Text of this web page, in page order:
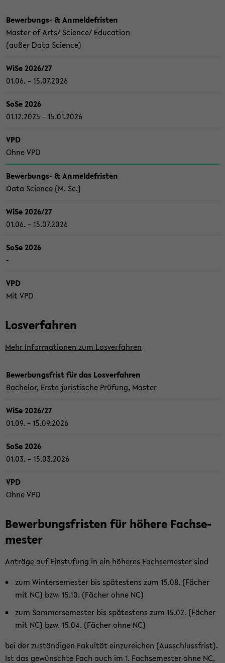
Bewerbungs-​ & An­mel­de­fris­ten
Mas­ter of Arts/ Sci­ence/ Edu­ca­ti­on
(außer Data Sci­ence)
WiSe 2026/27
01.06. – 15.07.2026
SoSe 2026
01.12.2025 – 15.01.2026
VPD
Ohne VPD
Bewerbungs-​ & An­mel­de­fris­ten
Data Sci­ence (M. Sc.)
WiSe 2026/27
01.06. – 15.07.2026
SoSe 2026
-
VPD
Mit VPD
Los­ver­fah­ren
Mehr In­for­ma­tio­nen zum Los­ver­fah­ren
Be­wer­bungs­frist für das Los­ver­fah­ren
Ba­che­lor, Erste ju­ris­ti­sche Prü­fung, Mas­ter
WiSe 2026/27
01.09. – 15.09.2026
SoSe 2026
01.03. – 15.03.2026
VPD
Ohne VPD
Be­wer­bungs­fris­ten für hö­he­re Fach­se­
mes­ter
An­trä­ge aufEin­stu­fung in ein hö­he­res Fach­se­mes­ter sind
zum Win­ter­se­mes­ter bis spä­tes­tens zum 15.08. (Fä­cher
mit NC) bzw. 15.10. (Fä­cher ohne NC)
zum Som­mer­se­mes­ter bis spä­tes­tens zum 15.02. (Fä­cher
mit NC) bzw. 15.04. (Fä­cher ohne NC)
bei der zu­stän­di­gen Fa­kul­tät ein­zu­rei­chen (Aus­schluss­frist).
Ist das ge­wünsch­te Fach auch im 1. Fach­se­mes­ter ohne NC,